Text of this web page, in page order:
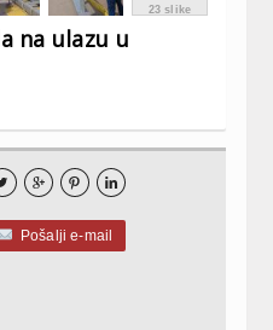
23 slike
na ulazu u
  
Pošalji e-mail